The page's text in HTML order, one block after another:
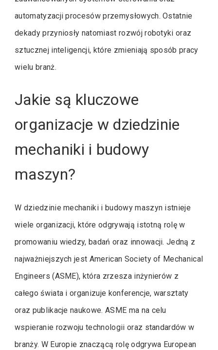
automatyzacji procesów przemysłowych. Ostatnie
dekady przyniosły natomiast rozwój robotyki oraz
sztucznej inteligencji, które zmieniają sposób pracy
wielu branż.
Jakie są kluczowe
organizacje w dziedzinie
mechaniki i budowy
maszyn?
W dziedzinie mechaniki i budowy maszyn istnieje
wiele organizacji, które odgrywają istotną rolę w
promowaniu wiedzy, badań oraz innowacji. Jedną z
najważniejszych jest American Society of Mechanical
Engineers (ASME), która zrzesza inżynierów z
całego świata i organizuje konferencje, warsztaty
oraz publikacje naukowe. ASME ma na celu
wspieranie rozwoju technologii oraz standardów w
branży. W Europie znaczącą rolę odgrywa European